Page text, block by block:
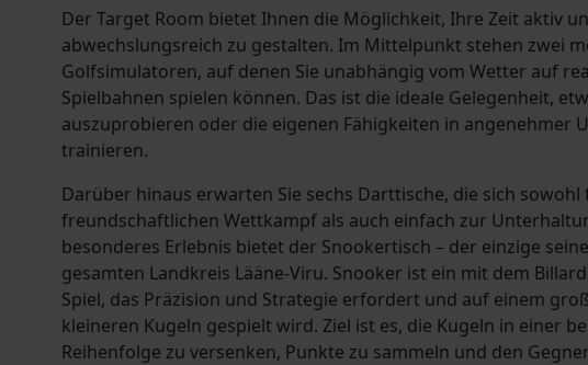
Der Target Room bietet Ihnen die Möglichkeit, Ihre Zeit aktiv
abwechslungsreich zu gestalten. Im Mittelpunkt stehen zwei
Golfsimulatoren, auf denen Sie unabhängig vom Wetter auf
Spielbahnen spielen können. Das ist die ideale Gelegenheit,
auszuprobieren oder die eigenen Fähigkeiten in angenehmer
trainieren.
Darüber hinaus erwarten Sie sechs Darttische, die sich sowohl
freundschaftlichen Wettkampf als auch einfach zur
besonderes Erlebnis bietet der Snookertisch – der einzige
gesamten Landkreis Lääne-Viru. Snooker ist ein mit dem
Spiel, das Präzision und Strategie erfordert und auf einem
kleineren Kugeln gespielt wird. Ziel ist es, die Kugeln in einer
Reihenfolge zu versenken, Punkte zu sammeln und den